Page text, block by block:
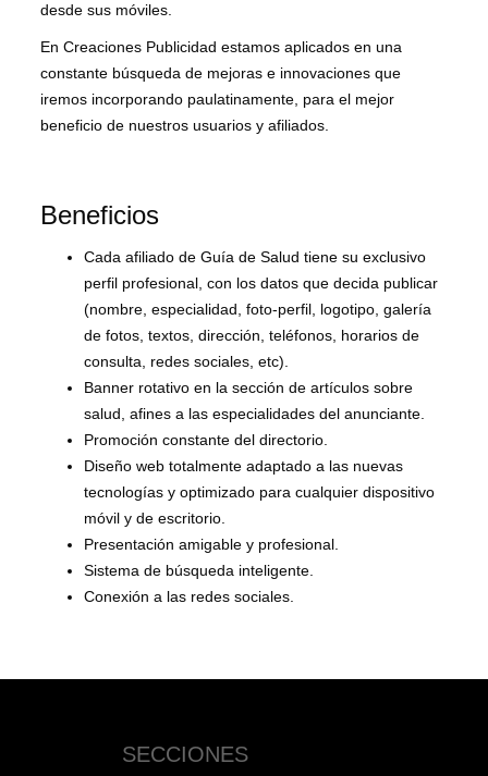
desde sus móviles.
En Creaciones Publicidad estamos aplicados en una
constante búsqueda de mejoras e innovaciones que
iremos incorporando paulatinamente, para el mejor
beneficio de nuestros usuarios y afiliados.
Beneficios
Cada afiliado de Guía de Salud tiene su exclusivo
perfil profesional, con los datos que decida publicar
(nombre, especialidad, foto-perfil, logotipo, galería
de fotos, textos, dirección, teléfonos, horarios de
consulta, redes sociales, etc).
Banner rotativo en la sección de artículos sobre
salud, afines a las especialidades del anunciante.
Promoción constante del directorio.
Diseño web totalmente adaptado a las nuevas
tecnologías y optimizado para cualquier dispositivo
móvil y de escritorio.
Presentación amigable y profesional.
Sistema de búsqueda inteligente.
Conexión a las redes sociales.
SECCIONES